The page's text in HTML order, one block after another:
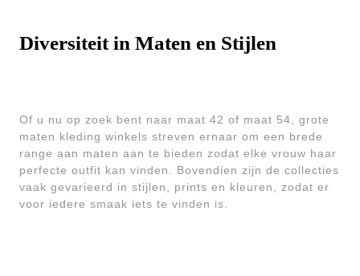
Diversiteit in Maten en Stijlen
Of u nu op zoek bent naar maat 42 of maat 54, grote
maten kleding winkels streven ernaar om een brede
range aan maten aan te bieden zodat elke vrouw haar
perfecte outfit kan vinden. Bovendien zijn de collecties
vaak gevarieerd in stijlen, prints en kleuren, zodat er
voor iedere smaak iets te vinden is.